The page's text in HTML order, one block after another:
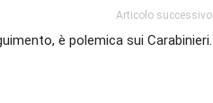
Articolo successivo
è polemica sui Carabinieri.